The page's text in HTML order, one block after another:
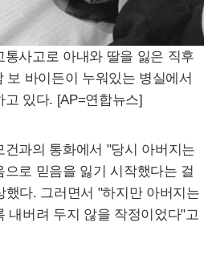
통사고로 아내와 딸을 잃은 직후
보 바이든이 누워있는 병실에서
고 있다. [AP=연합뉴스]
건과의 통화에서 "당시 아버지는
로 믿음을 잃기 시작했다는 걸
했다. 그러면서 "하지만 아버지는
내버려 두지 않을 작정이었다"고